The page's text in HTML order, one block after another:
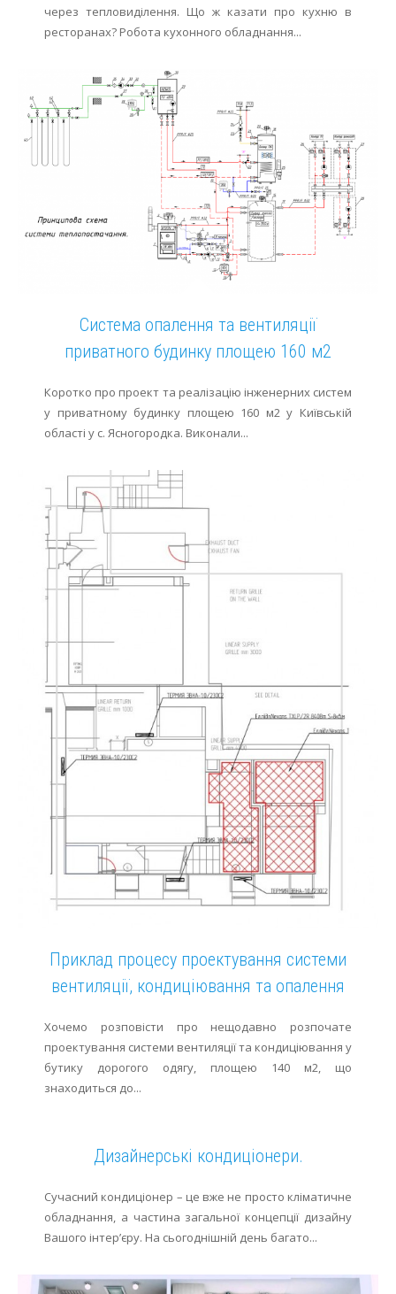
через тепловиділення. Що ж казати про кухню в
ресторанах? Робота кухонного обладнання...
Система опалення та вентиляції
приватного будинку площею 160 м2
Коротко про проект та реалізацію інженерних систем
у приватному будинку площею 160 м2 у Київській
області у с. Ясногородка. Виконали...
Приклад процесу проектування системи
вентиляції, кондиціювання та опалення
Хочемо розповісти про нещодавно розпочате
проектування системи вентиляції та кондиціювання у
бутику дорогого одягу, площею 140 м2, що
знаходиться до...
Дизайнерські кондиціонери.
Сучасний кондиціонер – це вже не просто кліматичне
обладнання, а частина загальної концепції дизайну
Вашого інтер’єру. На сьогоднішній день багато...